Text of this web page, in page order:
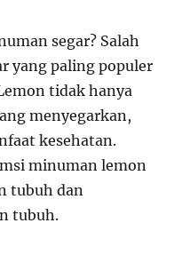
segar? Salah
yang paling populer
tidak hanya
menyegarkan,
kesehatan.
minuman lemon
tubuh dan
tubuh.